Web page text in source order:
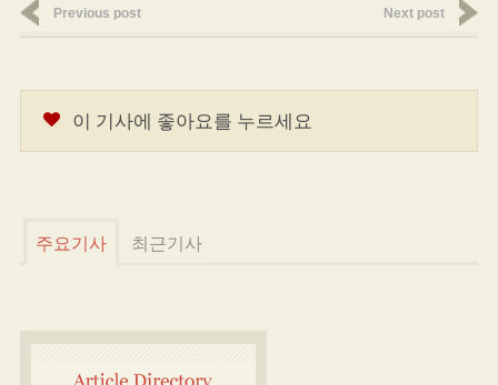
Previous post Next post
이 기사에 좋아요를 누르세요
주요기사 최근기사